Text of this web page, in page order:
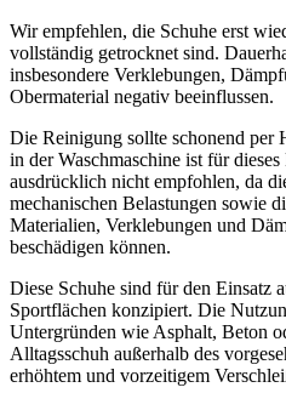
Wir empfehlen, die Schuhe erst
vollständig getrocknet sind.
insbesondere Verklebungen,
Obermaterial negativ beeinflussen.
Die Reinigung sollte schonend per
in der Waschmaschine ist für
ausdrücklich nicht empfohlen, da
mechanischen Belastungen sowie
Materialien, Verklebungen und
beschädigen können.
Diese Schuhe sind für den Einsatz
Sportflächen konzipiert. Die
Untergründen wie Asphalt, Beton
Alltagsschuh außerhalb des
erhöhtem und vorzeitigem